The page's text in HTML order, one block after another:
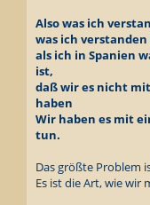
Also was ich
was ich verstanden
als ich in Spanien
ist,
daß wir es nicht
haben
Wir haben es mit
tun.
Das größte Problem
Es ist die Art, wie wir